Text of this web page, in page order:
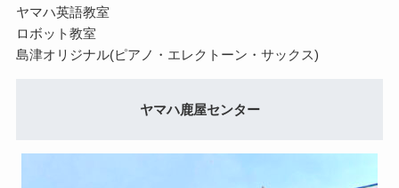
ヤマハ英語教室
ロボット教室
島津オリジナル(ピアノ・エレクトーン・サックス)
ヤマハ鹿屋センター